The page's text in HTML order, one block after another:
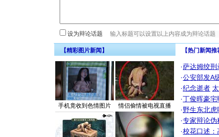
设为辩论话题
【精彩图片新闻】
手机竟收到色情图片 情侣偷情被电视直播
【热门新闻
·萨达姆绞刑
·公安部发A
·纪念逝者
·丁俊晖豪
·野生东北
·专家辩论伪
·校花口述：